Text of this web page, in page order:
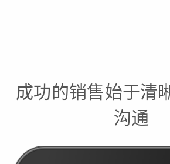
成功的销售始于清
沟通